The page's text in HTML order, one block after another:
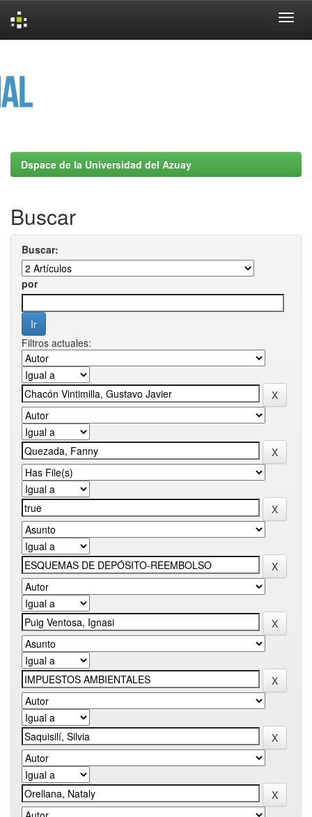
Dspace de la Universidad del Azuay
Buscar
Buscar:
por
Filtros actuales: